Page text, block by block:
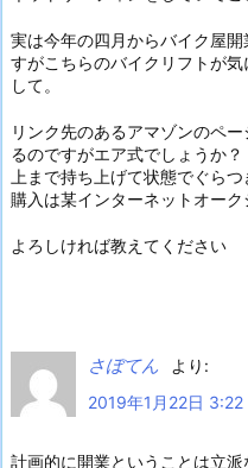
実は今年の四月からバイク屋
すがこちらのバイクリフトが
して。
リンク先のあるアマゾンのペ
るのですがエア式でしょうか？
上まで持ち上げて状態でぐら
購入は某インターネットオー
よろしければ教えてください
さぼてん
より:
2019年1月22日 3:22
計画的に開業ということは立